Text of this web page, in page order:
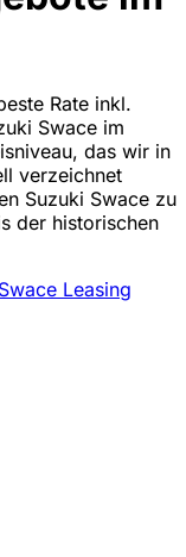
Rate inkl.
Swace im
das wir in
verzeichnet
Suzuki Swace zu
der historischen
Leasing